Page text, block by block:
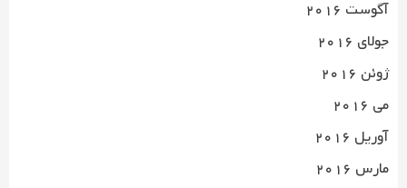
آگوست 2016
جولای 2016
ژوئن 2016
می 2016
آوریل 2016
مارس 2016